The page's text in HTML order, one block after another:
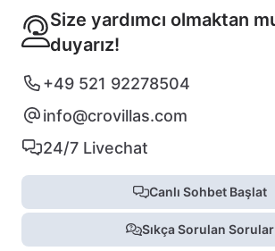
Size yardımcı olmaktan
duyarız!
+49 521 92278504
info@crovillas.com
24/7 Livechat
Canlı Sohbet Başlat
Sıkça Sorulan Sorular